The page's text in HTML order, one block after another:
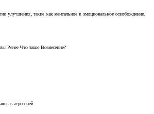
улучшения, такие как ментальное и эмоциональное освобождение.
Ренее Что такое Вознесение?
в агрессией